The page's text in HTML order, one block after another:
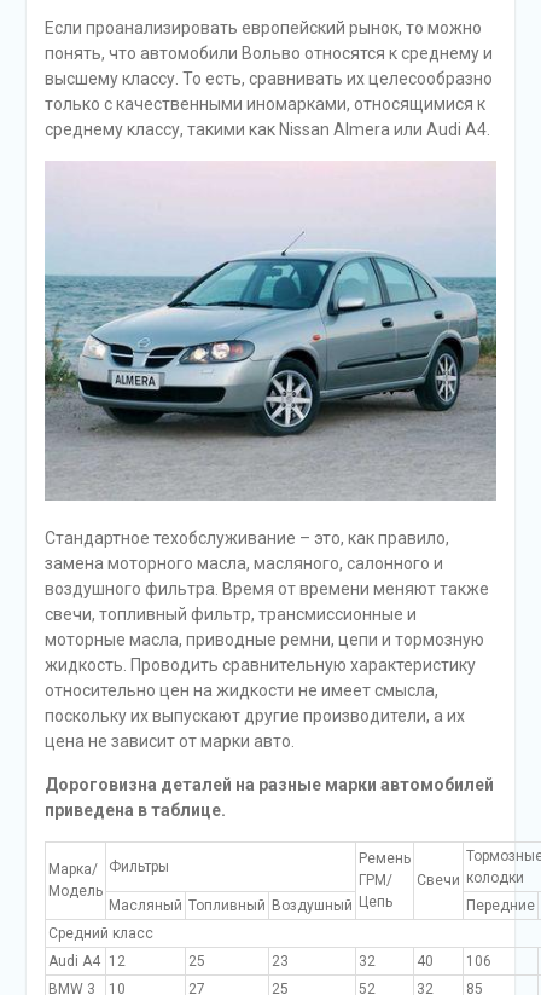
Если проанализировать европейский рынок, то можно
понять, что автомобили Вольво относятся к среднему и
высшему классу. То есть, сравнивать их целесообразно
только с качественными иномарками, относящимися к
среднему классу, такими как Nissan Almera или Audi A4.
Стандартное техобслуживание – это, как правило,
замена моторного масла, масляного, салонного и
воздушного фильтра. Время от времени меняют также
свечи, топливный фильтр, трансмиссионные и
моторные масла, приводные ремни, цепи и тормозную
жидкость. Проводить сравнительную характеристику
относительно цен на жидкости не имеет смысла,
поскольку их выпускают другие производители, а их
цена не зависит от марки авто.
Дороговизна деталей на разные марки автомобилей
приведена в таблице.
Марка/
Модель
Фильтры
Ремень
ГРМ/
Цепь
Свечи колодки
Масляный Топливный Воздушный Передние
Средний класс
Audi A4 12 25 23 32 40 106
BMW 3
10 27 25 52 32 85